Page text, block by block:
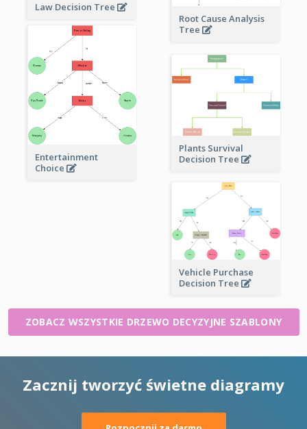
Law Decision Tree
Root Cause Analysis
Tree
Entertainment
Choice
Plants Survival
Decision Tree
Vehicle Purchase
Decision Tree
ZOBACZ WSZYSTKIE DRZEWO DECYZYJNE SZABLONY
Zacznij tworzyć świetne diagramy